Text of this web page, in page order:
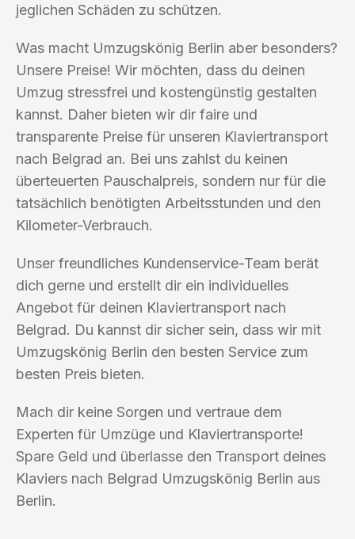
jeglichen Schäden zu schützen.
Was macht Umzugskönig Berlin aber besonders?
Unsere Preise! Wir möchten, dass du deinen
Umzug stressfrei und kostengünstig gestalten
kannst. Daher bieten wir dir faire und
transparente Preise für unseren Klaviertransport
nach Belgrad an. Bei uns zahlst du keinen
überteuerten Pauschalpreis, sondern nur für die
tatsächlich benötigten Arbeitsstunden und den
Kilometer-Verbrauch.
Unser freundliches Kundenservice-Team berät
dich gerne und erstellt dir ein individuelles
Angebot für deinen Klaviertransport nach
Belgrad. Du kannst dir sicher sein, dass wir mit
Umzugskönig Berlin den besten Service zum
besten Preis bieten.
Mach dir keine Sorgen und vertraue dem
Experten für Umzüge und Klaviertransporte!
Spare Geld und überlasse den Transport deines
Klaviers nach Belgrad Umzugskönig Berlin aus
Berlin.